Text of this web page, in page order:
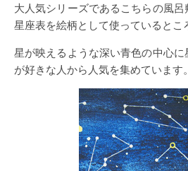
大人気シリーズであるこちらの風呂
星座表を絵柄として使っているとこ
星が映えるような深い青色の中心
が好きな人から人気を集めています。